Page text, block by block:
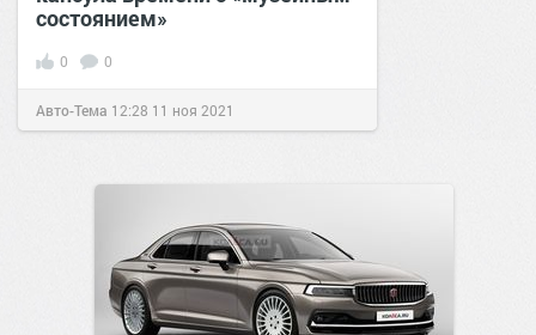
состоянием»
0 0
Авто-Тема 12:28 11 ноя 2021